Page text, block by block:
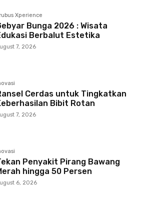
Xperience
Bunga 2026 : Wisata
Berbalut Estetika
7, 2026
Cerdas untuk Tingkatkan
Bibit Rotan
7, 2026
Penyakit Pirang Bawang
hingga 50 Persen
6, 2026